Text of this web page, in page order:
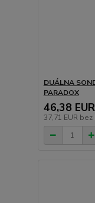
DUÁLNA
PARADOX
46,38 EUR
37,71 EUR bez